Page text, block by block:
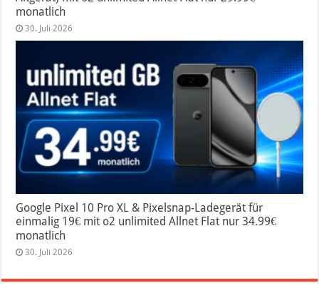
monatlich
30. Juli 2026
Google Pixel 10 Pro XL & Pixelsnap-Ladegerät für
einmalig 19€ mit o2 unlimited Allnet Flat nur 34.99€
monatlich
30. Juli 2026